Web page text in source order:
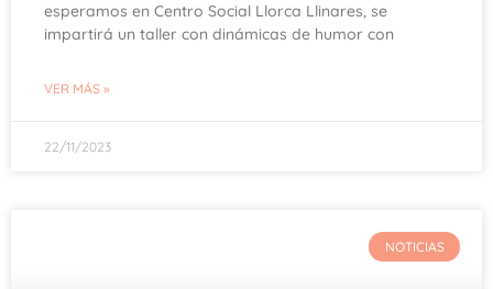
esperamos en Centro Social Llorca Llinares, se
impartirá un taller con dinámicas de humor con
VER MÁS »
22/11/2023
NOTICIAS